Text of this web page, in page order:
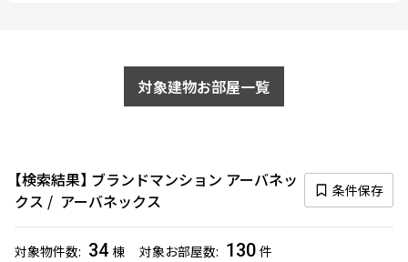
対象建物お部屋一覧
検索結果 ブランドマンション アーバネッ
クス
アーバネックス 条件保存
対象物件数 34 棟 対象お部屋数 130 件
お部屋を再検索